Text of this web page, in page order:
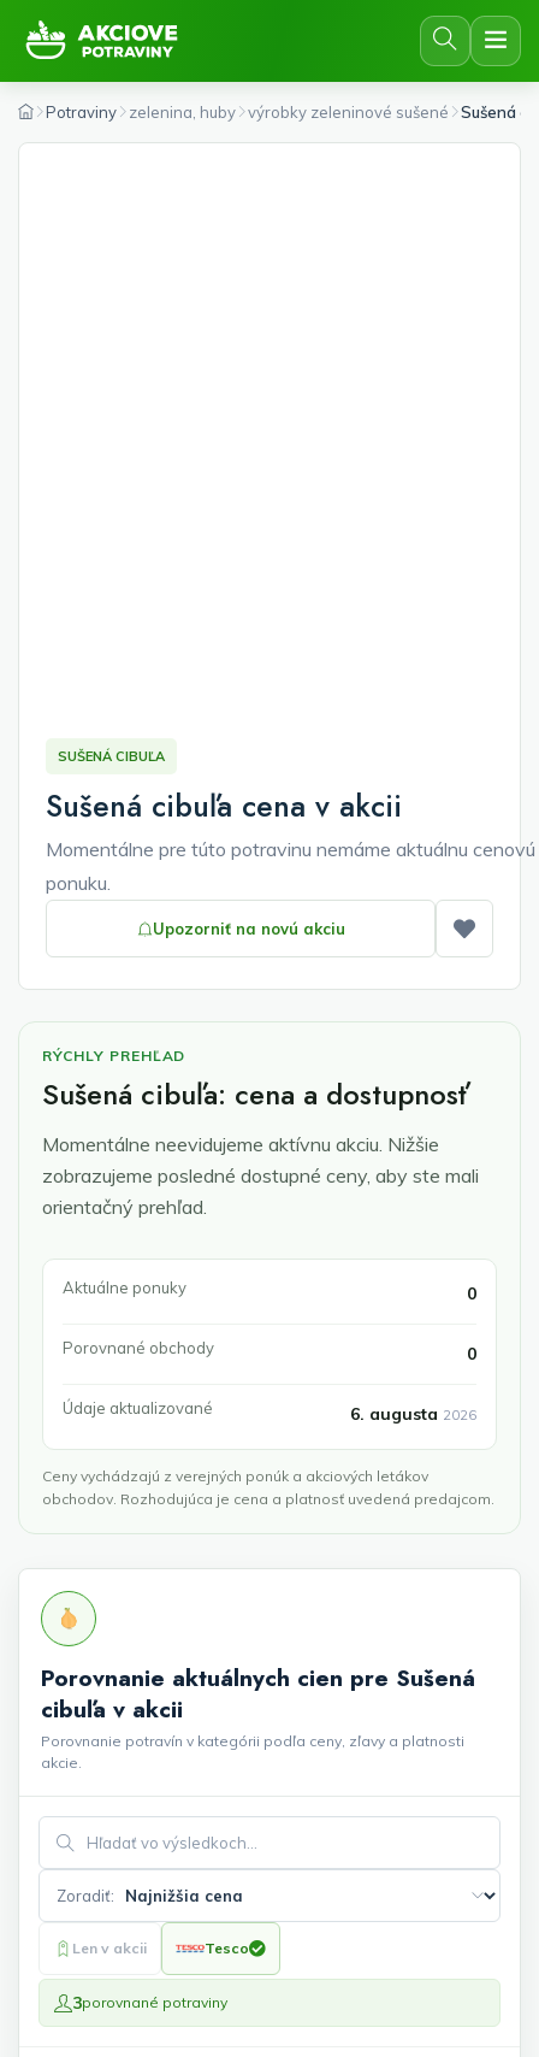
Potraviny zelenina, huby výrobky zeleninové sušené Sušená
SUŠENÁ CIBUĽA
Sušená cibuľa cena v akcii
Momentálne pre túto potravinu nemáme aktuálnu cenovú
ponuku.
Upozorniť na novú akciu
Pridať
RÝCHLY PREHĽAD
Sušená cibuľa: cena a dostupnosť
Momentálne neevidujeme aktívnu akciu. Nižšie
zobrazujeme posledné dostupné ceny, aby ste mali
orientačný prehľad.
Aktuálne ponuky 0
Porovnané obchody 0
Údaje aktualizované 6. augusta 2026
Ceny vychádzajú z verejných ponúk a akciových letákov
obchodov. Rozhodujúca je cena a platnosť uvedená predajcom.
Porovnanie aktuálnych cien pre Sušená
cibuľa v akcii
Porovnanie potravín v kategórii podľa ceny, zľavy a platnosti
akcie.
Hľadať vo výsledkoch
Zoradiť:
Len v akcii Tesco
3porovnané potraviny